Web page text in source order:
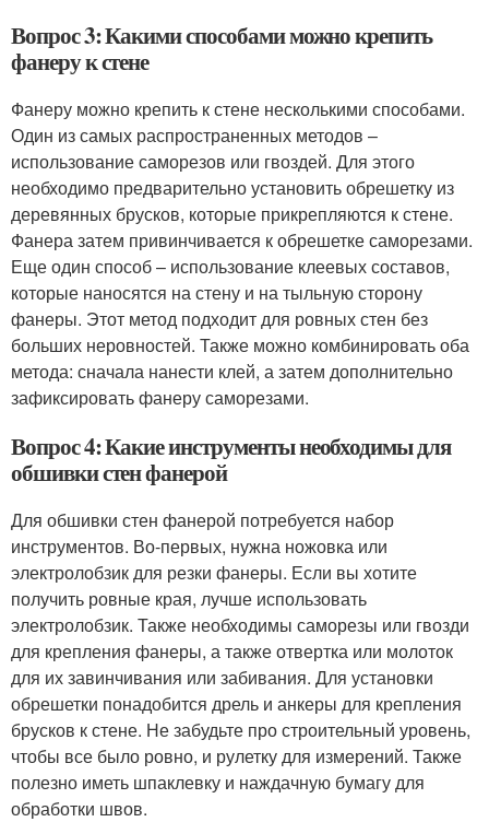
Вопрос 3: Какими способами можно крепить
фанеру к стене
Фанеру можно крепить к стене несколькими способами.
Один из самых распространенных методов –
использование саморезов или гвоздей. Для этого
необходимо предварительно установить обрешетку из
деревянных брусков, которые прикрепляются к стене.
Фанера затем привинчивается к обрешетке саморезами.
Еще один способ – использование клеевых составов,
которые наносятся на стену и на тыльную сторону
фанеры. Этот метод подходит для ровных стен без
больших неровностей. Также можно комбинировать оба
метода: сначала нанести клей, а затем дополнительно
зафиксировать фанеру саморезами.
Вопрос 4: Какие инструменты необходимы для
обшивки стен фанерой
Для обшивки стен фанерой потребуется набор
инструментов. Во-первых, нужна ножовка или
электролобзик для резки фанеры. Если вы хотите
получить ровные края, лучше использовать
электролобзик. Также необходимы саморезы или гвозди
для крепления фанеры, а также отвертка или молоток
для их завинчивания или забивания. Для установки
обрешетки понадобится дрель и анкеры для крепления
брусков к стене. Не забудьте про строительный уровень,
чтобы все было ровно, и рулетку для измерений. Также
полезно иметь шпаклевку и наждачную бумагу для
обработки швов.